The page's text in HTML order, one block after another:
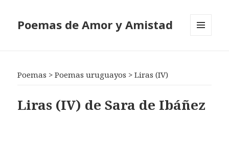
Poemas de Amor y Amistad
Poemas >Poemas uruguayos >Liras (IV)
Liras (IV) de Sara de Ibáñez